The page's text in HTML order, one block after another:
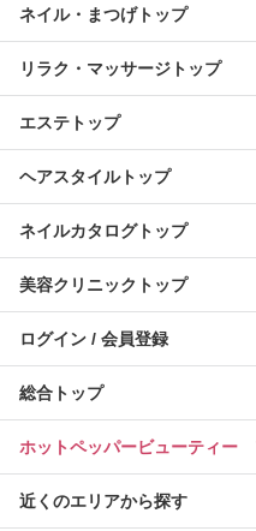
ネイル・まつげトップ
リラク・マッサージトップ
エステトップ
ヘアスタイルトップ
ネイルカタログトップ
美容クリニックトップ
ログイン / 会員登録
総合トップ
ホットペッパービューティー
近くのエリアから探す